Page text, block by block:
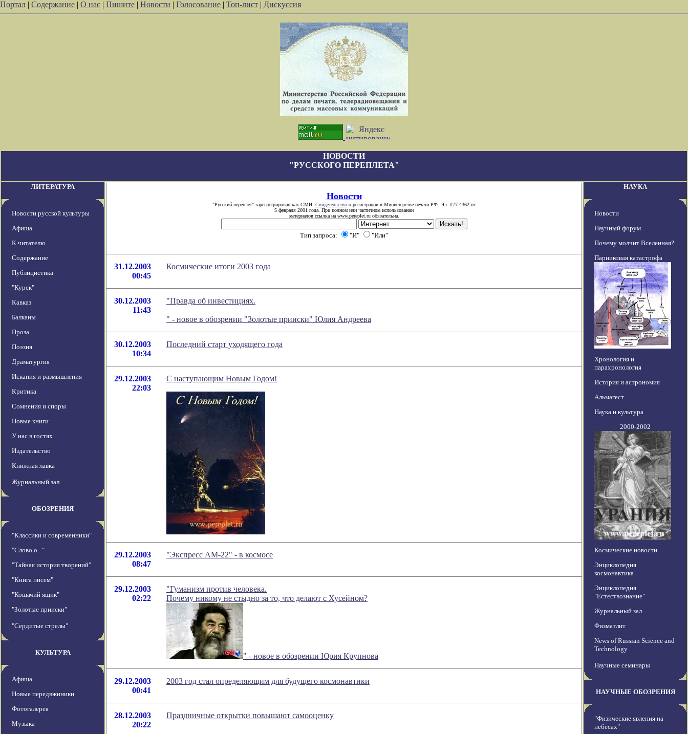
Портал | Содержание | О нас | Пишите | Новости | Голосование | Топ-лист | Дискуссия
НОВОСТИ
"РУССКОГО ПЕРЕПЛЕТА"
ЛИТЕРАТУРА
Новости русской культуры
Афиша
К читателю
Содержание
Публицистика
"Курск"
Кавказ
Балканы
Проза
Поэзия
Драматургия
Искания и размышления
Критика
Сомнения и споры
Новые книги
У нас в гостях
Издательство
Книжная лавка
Журнальный зал
ОБОЗРЕНИЯ
"Классики и современники"
"Слово о..."
"Тайная история творений"
"Книга писем"
"Кошачий ящик"
"Золотые прииски"
"Сердитые стрелы"
КУЛЬТУРА
Афиша
Новые передвжиники
Фотогалерея
Музыка
Новости
"Русский переплет" зарегистрирован как СМИ. Свидетельство о регистрации в Министерстве печати РФ: Эл. #77-4362 от
5 февраля 2001 года. При полном или частичном использовании
материалов ссылка на www.pereplet.ru обязательна.
Тип запроса: "И" "Или"
31.12.2003
00:45
Космические итоги 2003 года
30.12.2003
11:43
"Правда об инвестициях.
" - новое в обозрении "Золотые прииски" Юлия Андреева
30.12.2003
10:34
Последний старт уходящего года
29.12.2003
22:03
С наступающим Новым Годом!
29.12.2003
08:47
"Экспресс АМ-22" - в космосе
29.12.2003
02:22
"Гуманизм против человека.
Почему никому не стыдно за то, что делают с Хусейном?
" - новое в обозрении Юрия Крупнова
29.12.2003
00:41
2003 год стал определяющим для будущего космонавтики
28.12.2003
20:22
Праздничные открытки повышают самооценку
НАУКА
Новости
Научный форум
Почему молчит Вселенная?
Парниковая катастрофа
Хронология и
парахронология
История и астрономия
Альмагест
Наука и культура
2000-2002
Космические новости
Энциклопедия
космонавтика
Энциклопедия
"Естествознание"
Журнальный зал
Физматлит
News of Russian Science and
Technology
Научные семинары
НАУЧНЫЕ ОБОЗРЕНИЯ
"Физические явления на
небесах"